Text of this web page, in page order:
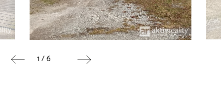
1 / 6